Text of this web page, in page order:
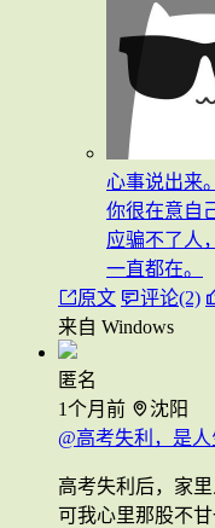
心事说出来
你很在意自
应骗不了人
一直都在。
原文
评论(2)
来自 Windows
匿名
1个月前
沈阳
@高考失利，是
高考失利后，家
可我心里那股不